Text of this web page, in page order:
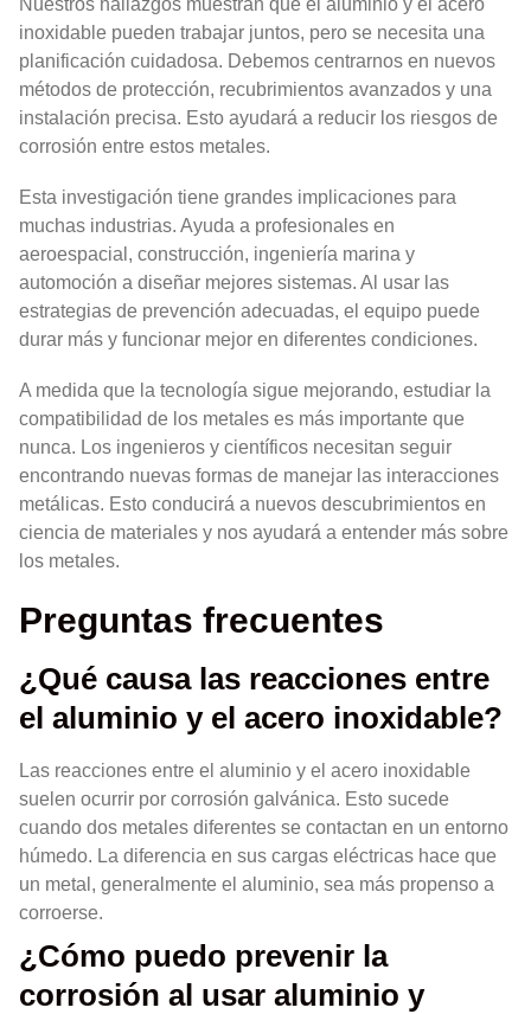
inoxidable pueden trabajar juntos, pero se necesita una
planificación cuidadosa. Debemos centrarnos en nuevos
métodos de protección, recubrimientos avanzados y una
instalación precisa. Esto ayudará a reducir los riesgos de
corrosión entre estos metales.
Esta investigación tiene grandes implicaciones para
muchas industrias. Ayuda a profesionales en
aeroespacial, construcción, ingeniería marina y
automoción a diseñar mejores sistemas. Al usar las
estrategias de prevención adecuadas, el equipo puede
durar más y funcionar mejor en diferentes condiciones.
A medida que la tecnología sigue mejorando, estudiar la
compatibilidad de los metales es más importante que
nunca. Los ingenieros y científicos necesitan seguir
encontrando nuevas formas de manejar las interacciones
metálicas. Esto conducirá a nuevos descubrimientos en
ciencia de materiales y nos ayudará a entender más sobre
los metales.
Preguntas frecuentes
¿Qué causa las reacciones entre
el aluminio y el acero inoxidable?
Las reacciones entre el aluminio y el acero inoxidable
suelen ocurrir por corrosión galvánica. Esto sucede
cuando dos metales diferentes se contactan en un entorno
húmedo. La diferencia en sus cargas eléctricas hace que
un metal, generalmente el aluminio, sea más propenso a
corroerse.
¿Cómo puedo prevenir la
corrosión al usar aluminio y